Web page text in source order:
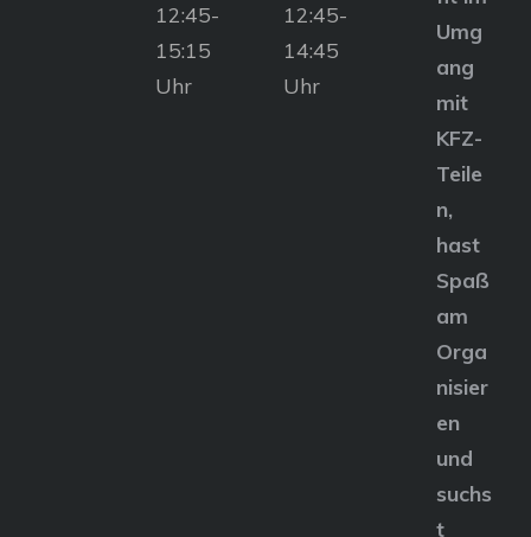
12:45-
15:15
Uhr
12:45-
14:45
Uhr
Umg
ang
mit
KFZ-
Teile
n,
hast
Spaß
am
Orga
nisier
en
und
suchs
t